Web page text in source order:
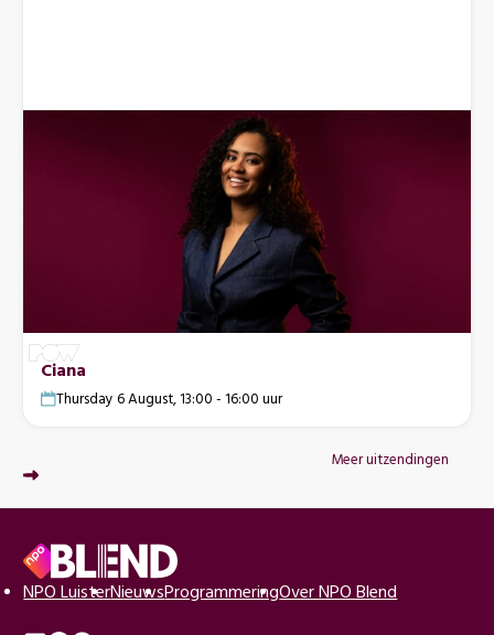
Ciana
Thursday 6 August, 13:00 - 16:00 uur
Meer uitzendingen
Voettekst
Naar
NPO LuisterNieuwsProgrammeringOver NPO Blend